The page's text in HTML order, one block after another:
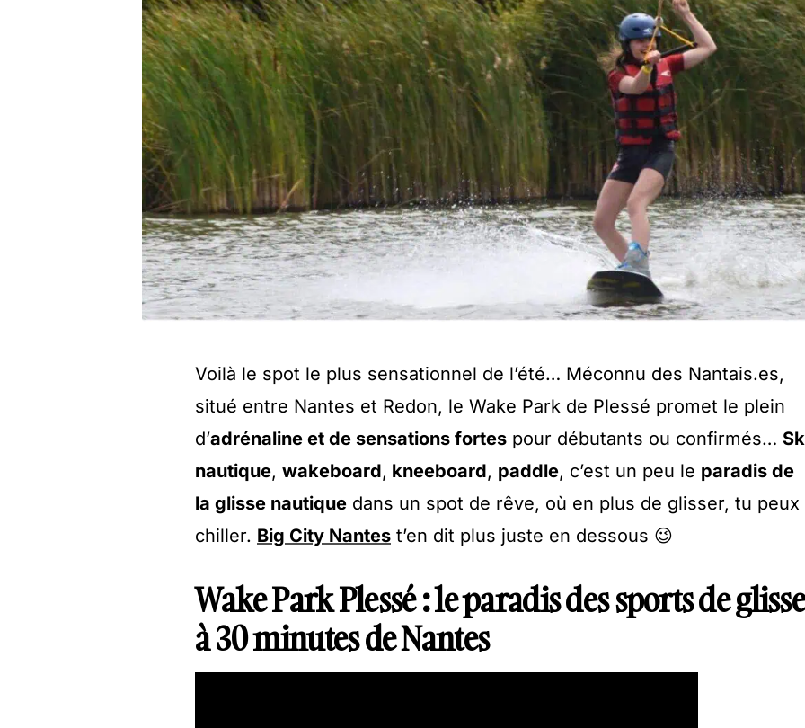
Voilà le spot le plus sensationnel de l’été… Méconnu des Nantais.es,
situé entre Nantes et Redon, le Wake Park de Plessé promet le plein
d’adrénaline et de sensations fortes pour débutants ou confirmés…
nautique, wakeboard, kneeboard, paddle, c’est un peu le paradis de
la glisse nautique dans un spot de rêve, où en plus de glisser, tu peux
chiller. Big City Nantes t’en dit plus juste en dessous 😉
Wake Park Plessé : le paradis des sports de glisse
à 30 minutes de Nantes